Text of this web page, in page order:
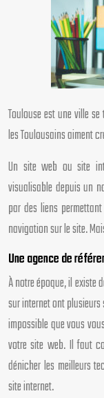
Toulouse est une ville
les Toulousains aiment
Un site web ou site
visualisable depuis un
par des liens
navigation sur le site.
Une agence de
À notre époque, il existe
sur internet ont plusieurs
impossible que vous
votre site web. Il faut
dénicher les meilleurs
site internet.